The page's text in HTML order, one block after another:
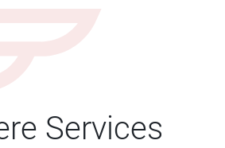
Services